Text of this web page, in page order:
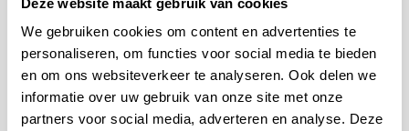
We gebruiken cookies om content en advertenties te
personaliseren, om functies voor social media te bieden
en om ons websiteverkeer te analyseren. Ook delen we
informatie over uw gebruik van onze site met onze
partners voor social media, adverteren en analyse. Deze
Collectieconcept:Onderdeel van een
totaalconcept met deur-, raam- en meubelbeslag
en bijpassende accessoires
Eenheid: Per stuk
bespreken?
Wilt u ook iedere dag genieten van een luxe badkamer?
Neem contact met ons op voor een intake gesprek.